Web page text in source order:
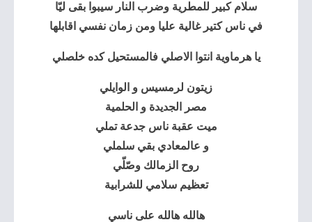
سلام كبير للمطرية وضرب النار سيبوا بقى ليّا
في ناس كتير غالية عليا ومن زمان نفسي اقابلها
يا هرماوية انتوا الاصلي فالمستحيل كده خلصلي
زيتون لرمسيس و الوايلي
مصر الجديدة و الحلمية
ميت عقبة ناس جدعة تملي
و عالمعادي بقي سلملي
روح الزمالك وصّلّي
تعظيم سلامي للشرابية
هالله هالله على ناسي